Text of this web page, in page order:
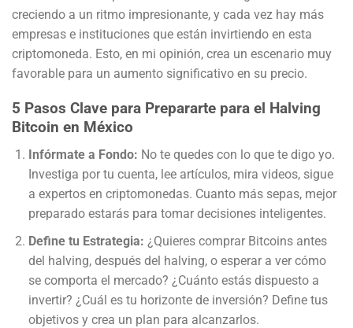
creciendo a un ritmo impresionante, y cada vez hay más
empresas e instituciones que están invirtiendo en esta
criptomoneda. Esto, en mi opinión, crea un escenario muy
favorable para un aumento significativo en su precio.
5 Pasos Clave para Prepararte para el Halving
Bitcoin en México
Infórmate a Fondo: No te quedes con lo que te digo yo.
Investiga por tu cuenta, lee artículos, mira videos, sigue
a expertos en criptomonedas. Cuanto más sepas, mejor
preparado estarás para tomar decisiones inteligentes.
Define tu Estrategia: ¿Quieres comprar Bitcoins antes
del halving, después del halving, o esperar a ver cómo
se comporta el mercado? ¿Cuánto estás dispuesto a
invertir? ¿Cuál es tu horizonte de inversión? Define tus
objetivos y crea un plan para alcanzarlos.